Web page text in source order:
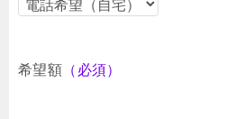
希望額 （必須）